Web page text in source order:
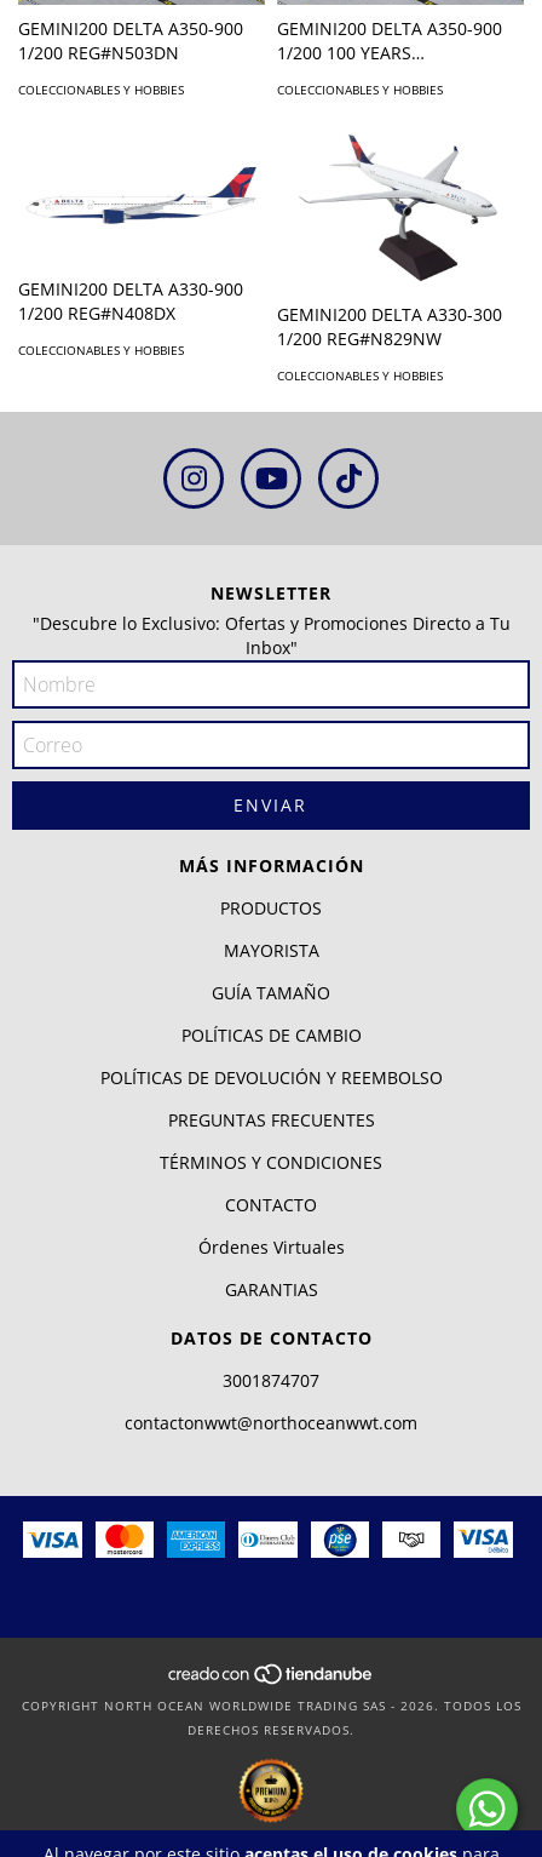
GEMINI200 DELTA A350-900
1/200 REG#N503DN
COLECCIONABLES Y HOBBIES
GEMINI200 DELTA A350-900
1/200 100 YEARS
COLECCIONABLES Y HOBBIES
GEMINI200 DELTA A330-900
1/200 REG#N408DX
COLECCIONABLES Y HOBBIES
GEMINI200 DELTA A330-300
1/200 REG#N829NW
COLECCIONABLES Y HOBBIES
NEWSLETTER
"Descubre lo Exclusivo: Ofertas y Promociones Directo a Tu
Inbox"
MÁS INFORMACIÓN
PRODUCTOS
MAYORISTA
GUÍA TAMAÑO
POLÍTICAS DE CAMBIO
POLÍTICAS DE DEVOLUCIÓN Y REEMBOLSO
PREGUNTAS FRECUENTES
TÉRMINOS Y CONDICIONES
CONTACTO
Órdenes Virtuales
GARANTIAS
DATOS DE CONTACTO
3001874707
contactonwwt@northoceanwwt.com
COPYRIGHT NORTH OCEAN WORLDWIDE TRADING SAS - 2026. TODOS LOS
DERECHOS RESERVADOS.